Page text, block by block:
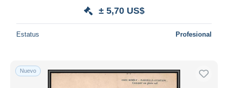
± 5,70 US$
Estatus Profesional
Nuevo